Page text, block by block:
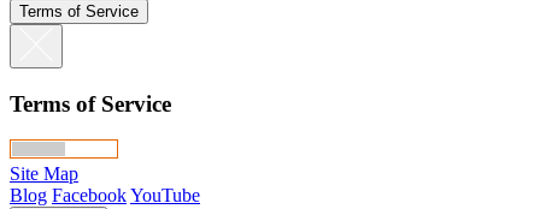
Terms of Service
Terms of Service
Site Map
Blog FacebookYouTube